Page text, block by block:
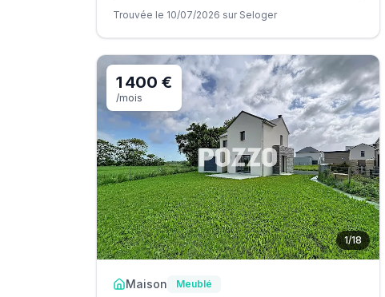
Trouvée le 10/07/2026 sur Seloger
1/18
1 400 €
/mois
Maison Meublé